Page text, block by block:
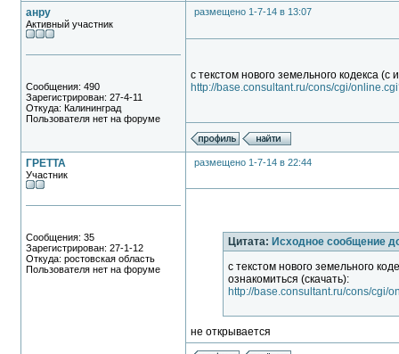
анру
Активный участник
Сообщения: 490
Зарегистрирован: 27-4-11
Откуда: Калининград
Пользователя нет на форуме
размещено 1-7-14 в 13:07
с текстом нового земельного кодекса
http://base.consultant.ru/cons/cgi/
ГРЕТТА
Участник
Сообщения: 35
Зарегистрирован: 27-1-12
Откуда: ростовская область
Пользователя нет на форуме
размещено 1-7-14 в 22:44
Цитата: Исходное сообщение
с текстом нового земельного
ознакомиться (скачать):
http://base.consultant.ru/cons/cgi/
не открывается